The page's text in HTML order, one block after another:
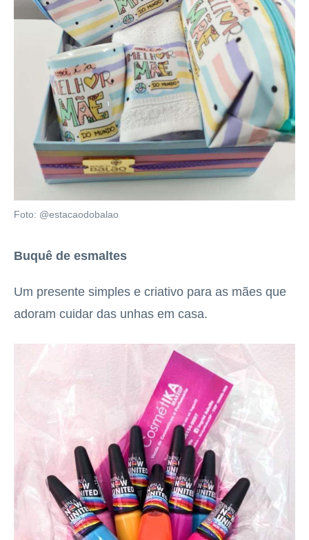
Foto: @estacaodobalao
Buquê de esmaltes
Um presente simples e criativo para as mães que
adoram cuidar das unhas em casa.